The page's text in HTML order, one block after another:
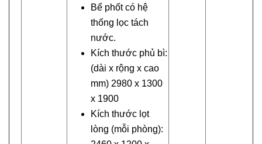
Bể phốt có hệ
thống lọc tách
nước.
Kích thước phủ bì:
(dài x rộng x cao
mm) 2980 x 1300
x 1900
Kích thước lọt
lòng (mỗi phòng):